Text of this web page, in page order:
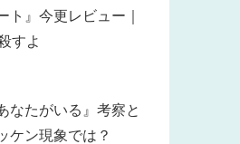
ト』今更レビュー｜
すよ
なたがいる』考察と
ケン現象では？